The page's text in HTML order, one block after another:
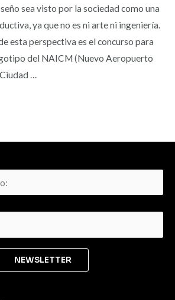
sea visto por la sociedad como una
ya que no es ni arte ni ingeniería.
esta perspectiva es el concurso para
del NAICM (Nuevo Aeropuerto
…